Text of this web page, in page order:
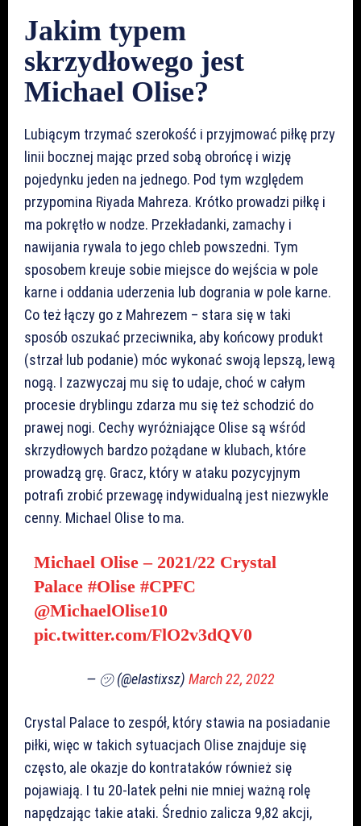
Jakim typem
skrzydłowego jest
Michael Olise?
Lubiącym trzymać szerokość i przyjmować piłkę przy
linii bocznej mając przed sobą obrońcę i wizję
pojedynku jeden na jednego. Pod tym względem
przypomina Riyada Mahreza. Krótko prowadzi piłkę i
ma pokrętło w nodze. Przekładanki, zamachy i
nawijania rywala to jego chleb powszedni. Tym
sposobem kreuje sobie miejsce do wejścia w pole
karne i oddania uderzenia lub dogrania w pole karne.
Co też łączy go z Mahrezem – stara się w taki
sposób oszukać przeciwnika, aby końcowy produkt
(strzał lub podanie) móc wykonać swoją lepszą, lewą
nogą. I zazwyczaj mu się to udaje, choć w całym
procesie dryblingu zdarza mu się też schodzić do
prawej nogi. Cechy wyróżniające Olise są wśród
skrzydłowych bardzo pożądane w klubach, które
prowadzą grę. Gracz, który w ataku pozycyjnym
potrafi zrobić przewagę indywidualną jest niezwykle
cenny. Michael Olise to ma.
Michael Olise – 2021/22 Crystal
Palace #Olise #CPFC
@MichaelOlise10
pic.twitter.com/FlO2v3dQV0
— ㋡ (@eIastixsz) March 22, 2022
Crystal Palace to zespół, który stawia na posiadanie
piłki, więc w takich sytuacjach Olise znajduje się
często, ale okazje do kontrataków również się
pojawiają. I tu 20-latek pełni nie mniej ważną rolę
napędzając takie ataki. Średnio zalicza 9,82 akcji,